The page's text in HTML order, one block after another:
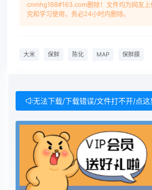
diferent texture, thickness and
the rice has stored for 4 months
sugar and viscosity is intimate
preservative film was 0.05 mm
polyethylenebag, fllowed by 0.03
chloride bag.Key words: milled rice;
aging; modified atmosphere packing;
preservative film(总第22期)。中图分
号:TQ325.1文献标识码:A文章编号:
(2004) 03-0022-03全世界粮食产后
占10% ,其中发展中国家高达20%-
cnmhg168#163.com删除！文件均为网友上
究和学习使用，务必24小时内删除。
大米 保鲜 陈化 MAP 保鲜膜
无法下载/下载错误/文件打不开/点这